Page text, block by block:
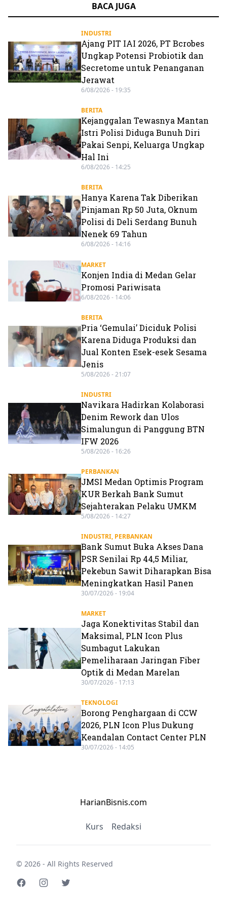
BACA JUGA
INDUSTRI
Ajang PIT IAI 2026, PT Bcrobes
Ungkap Potensi Probiotik dan
Secretome untuk Penanganan
Jerawat
6/08/2026 - 19:35
BERITA
Kejanggalan Tewasnya Mantan
Istri Polisi Diduga Bunuh Diri
Pakai Senpi, Keluarga Ungkap
Hal Ini
6/08/2026 - 14:25
BERITA
Hanya Karena Tak Diberikan
Pinjaman Rp 50 Juta, Oknum
Polisi di Deli Serdang Bunuh
Nenek 69 Tahun
6/08/2026 - 14:16
MARKET
Konjen India di Medan Gelar
Promosi Pariwisata
6/08/2026 - 14:06
BERITA
Pria ‘Gemulai’ Diciduk Polisi
Karena Diduga Produksi dan
Jual Konten Esek-esek Sesama
Jenis
5/08/2026 - 21:07
INDUSTRI
Navikara Hadirkan Kolaborasi
Denim Rework dan Ulos
Simalungun di Panggung BTN
IFW 2026
5/08/2026 - 16:26
PERBANKAN
JMSI Medan Optimis Program
KUR Berkah Bank Sumut
Sejahterakan Pelaku UMKM
5/08/2026 - 14:27
INDUSTRI, PERBANKAN
Bank Sumut Buka Akses Dana
PSR Senilai Rp 44,5 Miliar,
Pekebun Sawit Diharapkan Bisa
Meningkatkan Hasil Panen
30/07/2026 - 19:04
MARKET
Jaga Konektivitas Stabil dan
Maksimal, PLN Icon Plus
Sumbagut Lakukan
Pemeliharaan Jaringan Fiber
Optik di Medan Marelan
30/07/2026 - 17:13
TEKNOLOGI
Borong Penghargaan di CCW
2026, PLN Icon Plus Dukung
Keandalan Contact Center PLN
30/07/2026 - 14:05
HarianBisnis.com
Kurs Redaksi
© 2026 - All Rights Reserved